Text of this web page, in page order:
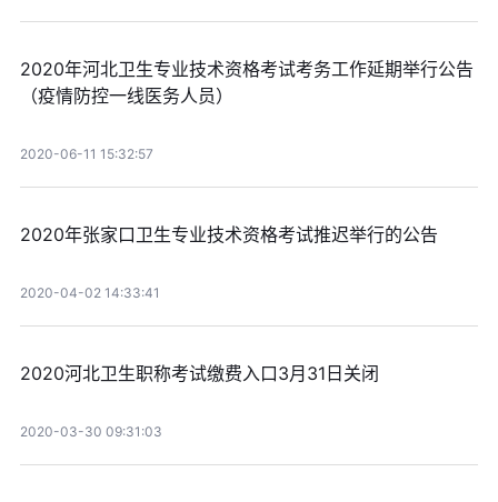
2020年河北卫生专业技术资格考试考务工作延期举行公告
（疫情防控一线医务人员）
2020-06-11 15:32:57
2020年张家口卫生专业技术资格考试推迟举行的公告
2020-04-02 14:33:41
2020河北卫生职称考试缴费入口3月31日关闭
2020-03-30 09:31:03